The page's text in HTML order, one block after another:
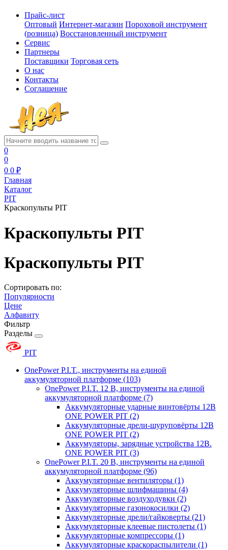
Прайс-лист
Оптовый Интернет-магазин Пороховой инструмент
(розница) Восстановленный инструмент
Сервис
Партнеры
Поставщики Торговая сеть
О нас
Контакты
Соглашение
0
0
0 0 ₽
Главная
Каталог
PIT
Краскопульты PIT
Краскопульты PIT
Краскопульты PIT
Сортировать по:
Популярности
Цене
Алфавиту
Фильтр
Разделы
PIT
OnePower P.I.T., инструменты на единой
аккумуляторной платформе (103)
OnePower P.I.T. 12 В, инструменты на единой
аккумуляторной платформе (7)
Аккумуляторные ударные винтовёрты 12В
ONE POWER PIT (2)
Аккумуляторные дрели-шуруповёрты 12В
ONE POWER PIT (2)
Аккумуляторы, зарядные устройства 12В.
ONE POWER PIT (3)
OnePower P.I.T. 20 В, инструменты на единой
аккумуляторной платформе (96)
Аккумуляторные вентиляторы (1)
Аккумуляторные шлифмашины (4)
Аккумуляторные воздуходувки (2)
Аккумуляторные газонокосилки (2)
Аккумуляторные дрели/гайковерты (21)
Аккумуляторные клеевые пистолеты (1)
Аккумуляторные компрессоры (1)
Аккумуляторные краскораспылители (1)